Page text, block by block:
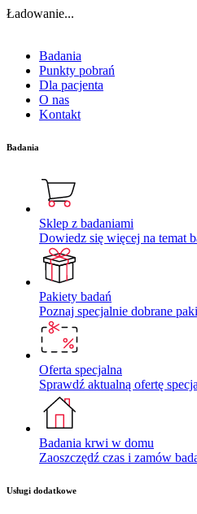
Ładowanie...
Badania
Punkty pobrań
Dla pacjenta
O nas
Kontakt
Badania
Sklep z badaniami
Dowiedz się więcej na temat
Pakiety badań
Poznaj specjalnie dobrane
Oferta specjalna
Sprawdź aktualną ofertę
Badania krwi w domu
Zaoszczędź czas i zamów
Usługi dodatkowe